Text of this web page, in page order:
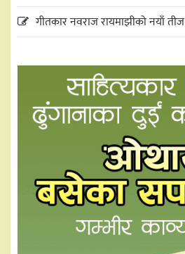
गीतकार नवराज रायमाझीको नयाँ